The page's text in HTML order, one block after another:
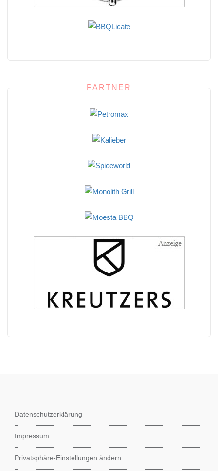
PARTNER
Datenschutzerklärung
Impressum
Privatsphäre-Einstellungen ändern